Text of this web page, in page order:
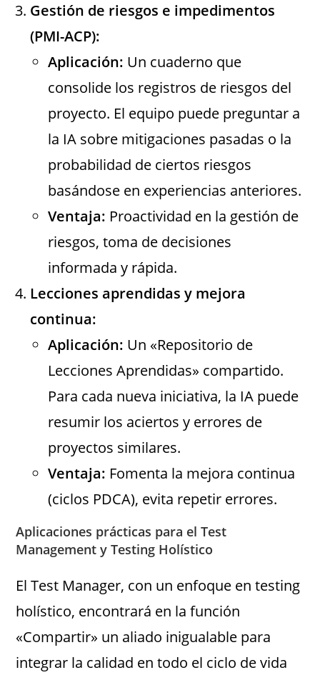
Gestión de riesgos e impedimentos
(PMI-ACP):
Aplicación: Un cuaderno que
consolide los registros de riesgos del
proyecto. El equipo puede preguntar a
la IA sobre mitigaciones pasadas o la
probabilidad de ciertos riesgos
basándose en experiencias anteriores.
Ventaja: Proactividad en la gestión de
riesgos, toma de decisiones
informada y rápida.
Lecciones aprendidas y mejora
continua:
Aplicación: Un «Repositorio de
Lecciones Aprendidas» compartido.
Para cada nueva iniciativa, la IA puede
resumir los aciertos y errores de
proyectos similares.
Ventaja: Fomenta la mejora continua
(ciclos PDCA), evita repetir errores.
Aplicaciones prácticas para el Test
Management y Testing Holístico
El Test Manager, con un enfoque en testing
holístico, encontrará en la función
«Compartir» un aliado inigualable para
integrar la calidad en todo el ciclo de vida